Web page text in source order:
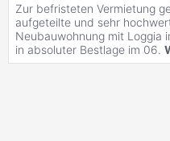
Zur befristeten Vermietung
aufgeteilte und sehr
Neubauwohnung mit Loggia
in absoluter Bestlage im 06.